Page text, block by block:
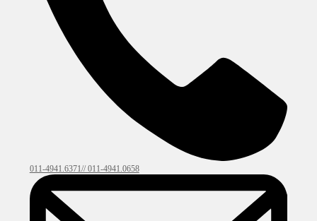
011-4941.6371// 011-4941.0658